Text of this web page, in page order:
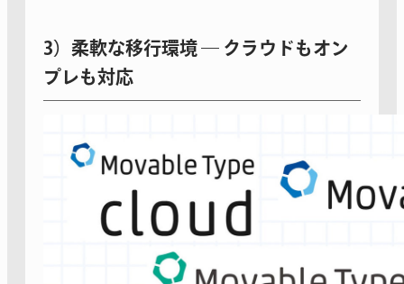
3）柔軟な移行環境 ― クラウドもオン
プレも対応